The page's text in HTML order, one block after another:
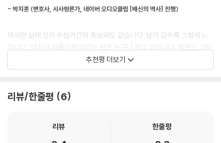
강경파 도조 히데키, 진주만 기습 공격을 계획하다
미국의 복수, 도쿄 공습
태평양 전쟁 최대의 승부 미드웨이 해전
미드웨이 해전에서 미국이 승리한 이유
운명의 5분으로 승패가 결정되다
이오지마에서 온 편지
지옥이 시작되다, 도쿄 대공습
일본의 고집으로 반토막 난 한반도
---「『썬킴의 거침없는 세계사』 오키나와 전투 그리고 가미카제 특공대, 2
그런데 문제는! 이 삼황오제가 누구누구인지 정확하게 설명이 안 된다는
것이랍니다. 어느 지역, 어떤 사람은 삼황오제를 ‘누구, 누구’ 5명이라고 하
고 또 다른 어느 지역에 가면 삼황오제를 ‘아무개, 아무개’ 5명이라고 해요.
지도 헷갈려요. 오죽했으면 중국 최초의 역사서인, 기원전 한나라 때 사마
분도 확실하지 않지만 특히 앞의 ‘삼황’ 부분을 정식 역사에 집어넣기엔 상
- 박지훈 (변호사, 시사평론가, 네이버 오디오클립 [배신의 역사] 진행)
역사란 삶에 있어 수험기간의 족보와도 같습니다. 날이 갈수록 그렇게 느
낍니다. ‘역사가 되풀이된다’라는 말은 누구나 알고 있습니다. 헤겔도 그렇
고 마르크스도 그랬습니다. 그에 더해 가라타니 고진은 역사가 되풀이될
때의 내용이 중요한 게 아니라, 되풀이될 수밖에 없는 형식과 구조가 중요
같은 실수를 하지 말아야겠다고 다짐하면서도 기어이 저지르지요. 인간은
그런 면에서 역사를 돌아보는 일은 중요합니다.
추천평 더보기
리뷰/한줄평 6
리뷰 한줄평